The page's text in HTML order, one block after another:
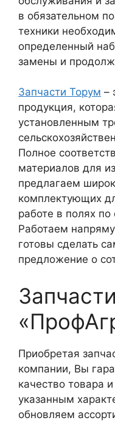
в обязательном
техники
определенный
замены и
Запчасти Торум –
продукция,
установленным
Полное
материалов для
предлагаем
комплектующих
работе в полях
Работаем
готовы сделать
предложение о
Приобретая
компании, Вы
качество товара
указанным
обновляем